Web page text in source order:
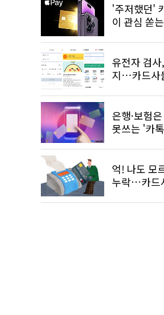
'주저했던'
이 관심 쏟
유전자 검
지…카드사
은행·보험
못쓰는 '카
억! 나도 모
누락…카드